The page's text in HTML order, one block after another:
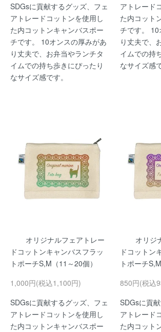
SDGsに貢献するグッズ、フェ
アトレードコットンを使用し
た内コットンキャンバスポー
チです。 10オンスの厚みがあ
り丈夫で、お弁当やランチタ
イムでの持ち歩きにぴったり
なサイズ感です。
アトレード
た内コット
チです。
り丈夫で、
イムでの持
なサイズ感
オリジナルフェアトレー
ドコットンキャンバスフラッ
トポーチS,M（11～20個）
1,000円(税込1,100円)
SDGsに貢献するグッズ、フェ
アトレードコットンを使用し
た内コットンキャンバスポー
オリジ
ドコットン
トポーチ
850円(税込
SDGsに貢
アトレード
た内コット